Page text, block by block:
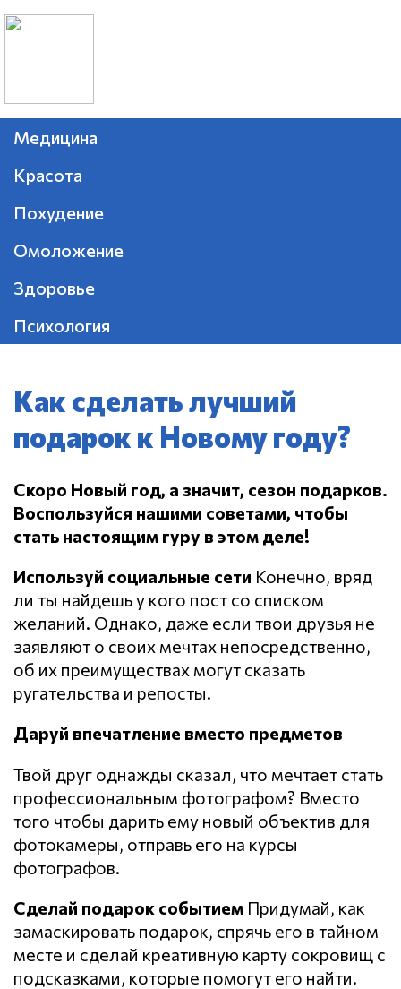
Медицина
Красота
Похудение
Омоложение
Здоровье
Психология
Как сделать лучший
подарок к Новому году?
Скоро Новый год, а значит, сезон подарков.
Воспользуйся нашими советами, чтобы
стать настоящим гуру в этом деле!
Используй социальные сети Конечно, вряд
ли ты найдешь у кого пост со списком
желаний. Однако, даже если твои друзья не
заявляют о своих мечтах непосредственно,
об их преимуществах могут сказать
ругательства и репосты.
Даруй впечатление вместо предметов
Твой друг однажды сказал, что мечтает стать
профессиональным фотографом? Вместо
того чтобы дарить ему новый объектив для
фотокамеры, отправь его на курсы
фотографов.
Сделай подарок событием Придумай, как
замаскировать подарок, спрячь его в тайном
месте и сделай креативную карту сокровищ с
подсказками, которые помогут его найти.